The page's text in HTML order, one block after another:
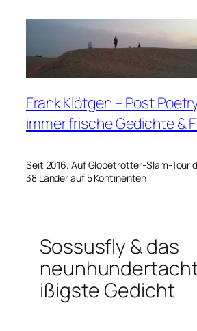
Frank Klötgen – Post
immer frische Gedichte &
Seit 2016. Auf Globetrotter-Slam-Tour
38 Länder auf 5 Kontinenten
Sossusfly & das
ißigste Gedicht